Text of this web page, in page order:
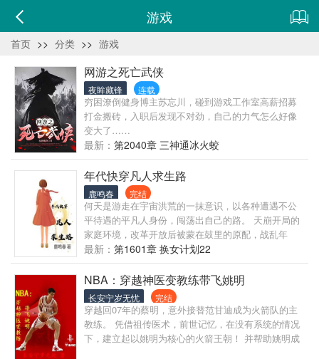
游戏
首页 >> 分类 >> 游戏
网游之死亡武侠
夜眸藏锋 连载
穷困潦倒健身博主苏忘川，碰到游戏工作室高薪招募
打金搬砖，入职后发现不对劲，自己的力气怎么好像
变大了……
最新： 第2040章 三神通冰火蛟
年代快穿凡人求生路
鹿鸣春 完结
何天是游走在宇宙洪荒的一抹意识，以各种遭遇不公
平待遇的平凡人身份，闯荡出自己的路。 天崩开局的
家庭环境，改革开放后被蒙在鼓里的原配，战乱年
代，遭遇土匪的孤女，被送进精神病院的独生女等
等，李念像是无限流开放的任意门，谁也不知道下一
扇门打开后，她是以什么身份，为了生存，蹚出一条
路。
最新： 第1601章 换女计划22
NBA：穿越神医变教练带飞姚明
长安宁岁无忧 完结
穿越回07年的蔡明，意外接替范甘迪成为火箭队的主
教练。 凭借祖传医术，前世记忆，在没有系统的情况
下，建立起以姚明为核心的火箭王朝！ 并帮助姚明成